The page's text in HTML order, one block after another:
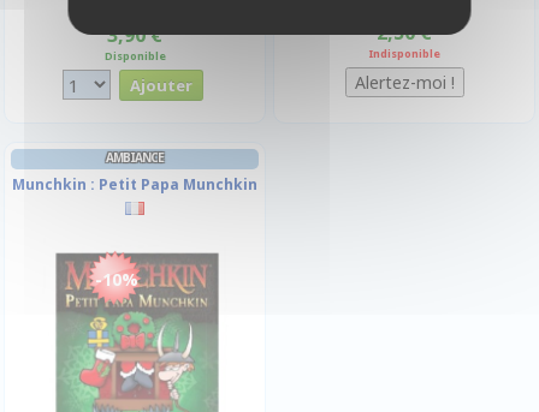
3,90 €
Disponible
2,50 €
Indisponible
AMBIANCE
Munchkin : Petit Papa Munchkin
-10%